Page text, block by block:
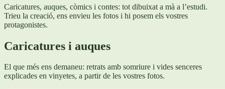
Caricatures, auques, còmics i contes: tot dibuixat a mà a l’estudi.
Trieu la creació, ens envieu les fotos i hi posem els vostres
protagonistes.
Caricatures i auques
El que més ens demaneu: retrats amb somriure i vides senceres
explicades en vinyetes, a partir de les vostres fotos.